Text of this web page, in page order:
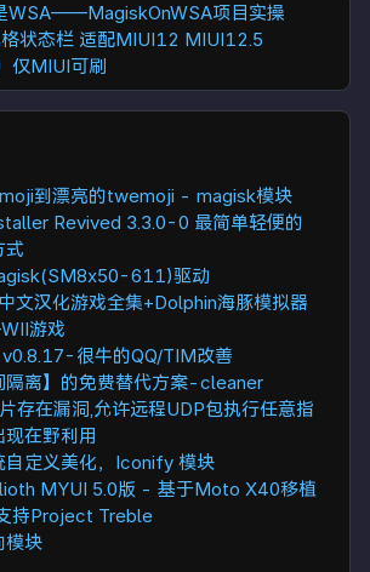
WSA——MagiskOnWSA项目实操
状态栏 适配MIUI12 MIUI12.5
仅MIUI可刷
到漂亮的twemoji - magisk模块
Revived 3.3.0-0 最简单轻便的
式
611)驱动
文汉化游戏全集+Dolphin海豚模拟器
游戏
很牛的QQ/TIM改善
隔离】的免费替代方案-cleaner
存在漏洞,允许远程UDP包执行任意指
在野利用
自定义美化，Iconify 模块
MYUI 5.0版 - 基于Moto X40移植
持Project Treble
模块